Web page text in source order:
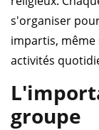
s'organiser
impartis, même
activités
groupe